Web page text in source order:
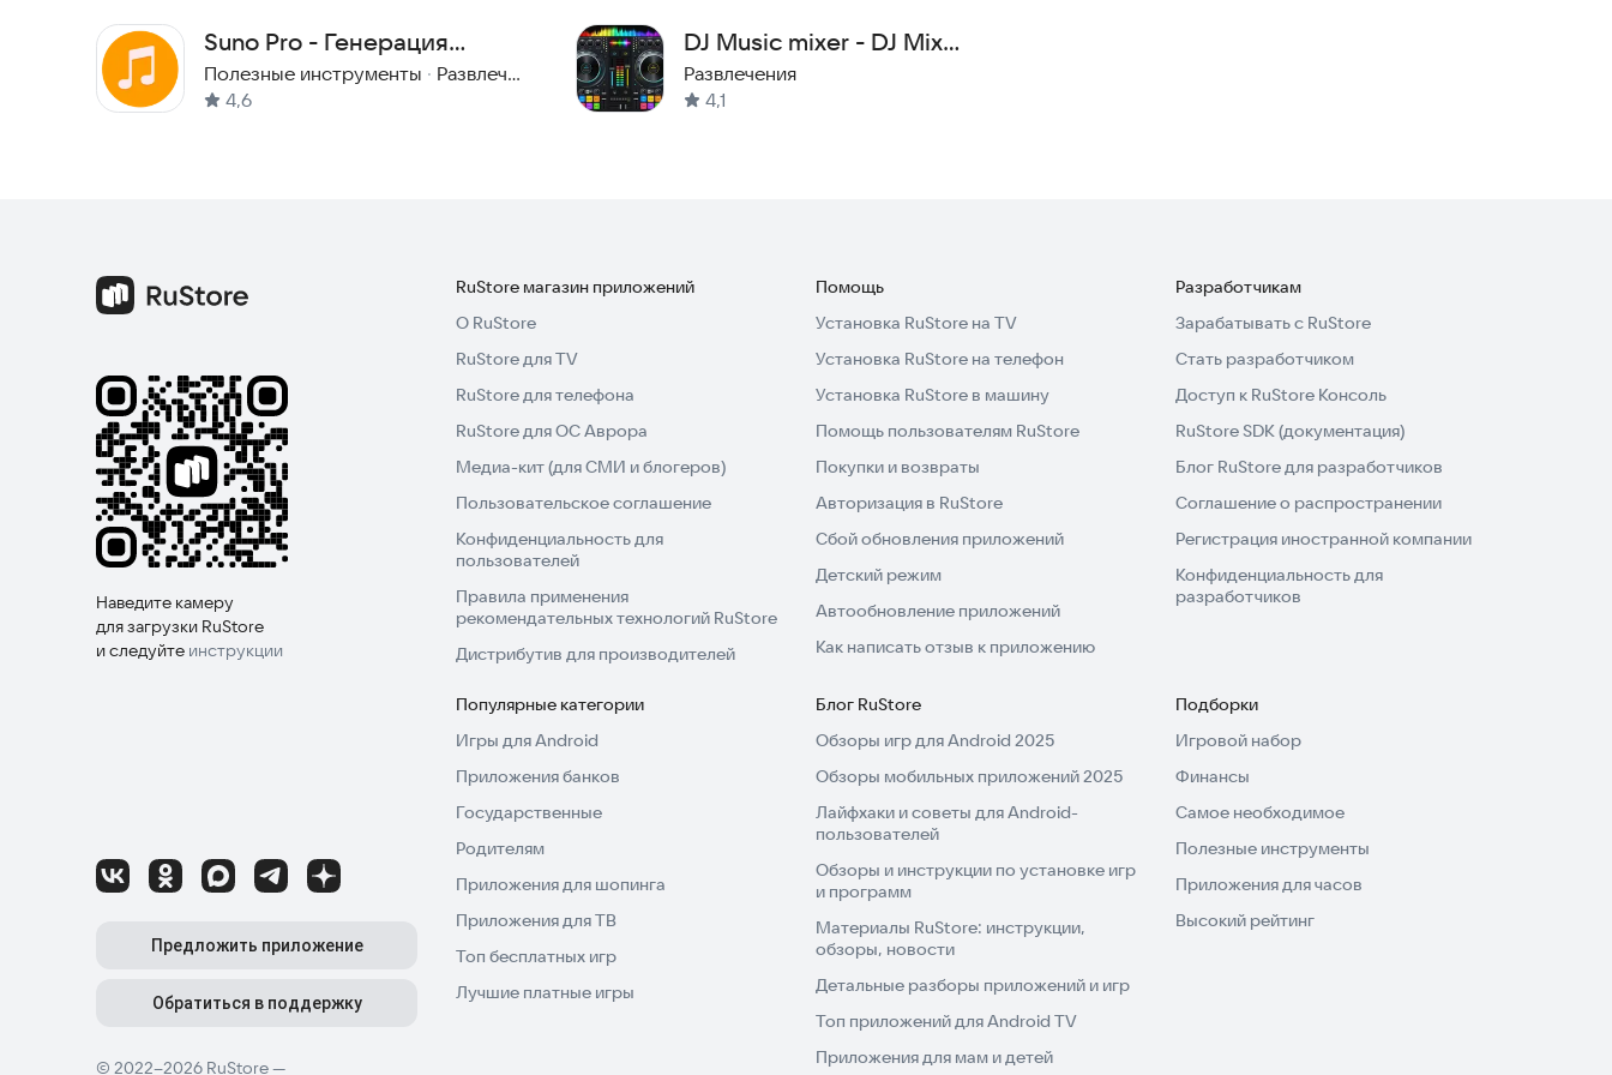
используете функцию «Студийная настройка».
Если вы не пользуетесь этой функцией, Sony не собирает и не использует ваши данные, как это
описано в их Политике конфиденциальности.
Suno Pro - Генерация
музыки с AI
Полезные инструменты · Развлечения
4,6
DJ Music mixer - DJ Mix
Studio
Развлечения
4,1
Наведите камеру
для загрузки RuStore
и следуйте инструкции
© 2022–2026 RuStore —
Предложить приложение
Обратиться в поддержку
RuStore магазин приложений
О RuStore
RuStore для TV
RuStore для телефона
RuStore для ОС Аврора
Медиа-кит (для СМИ и блогеров)
Пользовательское соглашение
Конфиденциальность для
пользователей
Правила применения
рекомендательных технологий RuStore
Дистрибутив для производителей
Помощь
Установка RuStore на TV
Установка RuStore на телефон
Установка RuStore в машину
Помощь пользователям RuStore
Покупки и возвраты
Авторизация в RuStore
Сбой обновления приложений
Детский режим
Автообновление приложений
Как написать отзыв к приложению
Разработчикам
Зарабатывать с RuStore
Стать разработчиком
Доступ к RuStore Консоль
RuStore SDK (документация)
Блог RuStore для разработчиков
Соглашение о распространении
Регистрация иностранной компании
Конфиденциальность для
разработчиков
Популярные категории
Игры для Android
Приложения банков
Государственные
Родителям
Приложения для шопинга
Приложения для ТВ
Топ бесплатных игр
Лучшие платные игры
Блог RuStore
Обзоры игр для Android 2025
Обзоры мобильных приложений 2025
Лайфхаки и советы для Android-
пользователей
Обзоры и инструкции по установке игр
и программ
Материалы RuStore: инструкции,
обзоры, новости
Детальные разборы приложений и игр
Топ приложений для Android TV
Приложения для мам и детей
Подборки
Игровой набор
Финансы
Самое необходимое
Полезные инструменты
Приложения для часов
Высокий рейтинг